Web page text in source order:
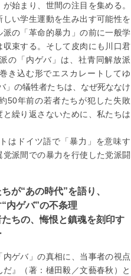
始まり、世間の注目を集める。
い学生運動を生み出す可能性を
の「革命的暴力」の前に一般学
束する。そして皮肉にも川口君
の「内ゲバ」は、社青同解放派
き込む形でエスカレートしてゆ
」の犠牲者たちは、なぜ死ななけ
50年前の若者たちが犯した失敗
繰り返さないために、私たちは
はドイツ語で「暴力」を意味す
派間での暴力を行使した党派闘
が“あの時代”を語り、
内ゲバ”の不条理
ちの、悔恨と鎮魂を刻印す
ゲバ」の真相に、当事者の視点
』（著：樋田毅／文藝春秋）と